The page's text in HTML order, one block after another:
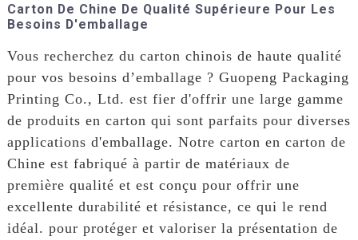
Carton De Chine De Qualité Supérieure Pour Les
Besoins D'emballage
Vous recherchez du carton chinois de haute qualité
pour vos besoins d’emballage ? Guopeng Packaging
Printing Co., Ltd. est fier d'offrir une large gamme
de produits en carton qui sont parfaits pour diverses
applications d'emballage. Notre carton en carton de
Chine est fabriqué à partir de matériaux de
première qualité et est conçu pour offrir une
excellente durabilité et résistance, ce qui le rend
idéal. pour protéger et valoriser la présentation de